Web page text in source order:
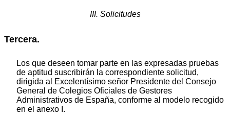
III. Solicitudes
Tercera.
Los que deseen tomar parte en las expresadas pruebas
de aptitud suscribirán la correspondiente solicitud,
dirigida al Excelentísimo señor Presidente del Consejo
General de Colegios Oficiales de Gestores
Administrativos de España, conforme al modelo recogido
en el anexo I.